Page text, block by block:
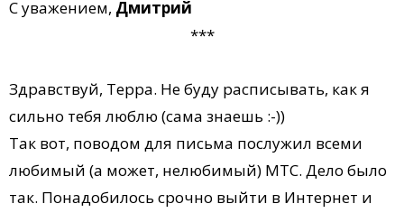
С уважением, Дмитрий
***
Здравствуй, Терра. Не буду расписывать, как я
сильно тебя люблю (сама знаешь :-))
Так вот, поводом для письма послужил всеми
любимый (а может, нелюбимый) МТС. Дело было
так. Понадобилось срочно выйти в Интернет и